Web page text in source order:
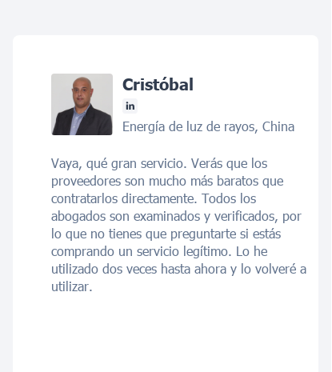
Cristóbal
Energía de luz de rayos, China
Vaya, qué gran servicio. Verás que los
proveedores son mucho más baratos que
contratarlos directamente. Todos los
abogados son examinados y verificados, por
lo que no tienes que preguntarte si estás
comprando un servicio legítimo. Lo he
utilizado dos veces hasta ahora y lo volveré a
utilizar.